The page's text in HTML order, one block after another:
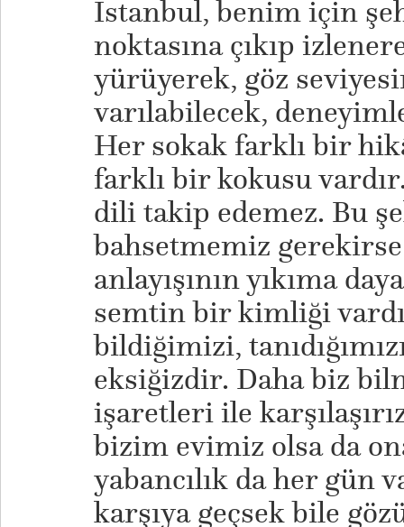
İstanbul, benim için
noktasına çıkıp
yürüyerek, göz
varılabilecek,
Her sokak farklı bir
farklı bir kokusu
dili takip edemez. Bu
bahsetmemiz
anlayışının yıkıma
semtin bir kimliği
bildiğimizi,
eksiğizdir. Daha biz
işaretleri ile
bizim evimiz olsa da
yabancılık da her gün
karşıya geçsek bile